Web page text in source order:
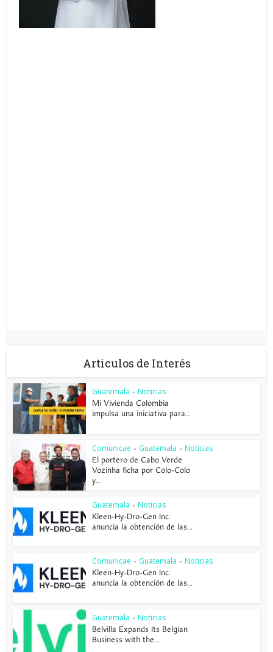
Articulos de Interés
Guatemala • Noticias
Mi Vivienda Colombia
impulsa una iniciativa para...
Comunicae • Guatemala • Noticias
El portero de Cabo Verde
Vozinha ficha por Colo-Colo
y...
Guatemala • Noticias
Kleen-Hy-Dro-Gen Inc.
anuncia la obtención de las...
Comunicae • Guatemala • Noticias
Kleen-Hy-Dro-Gen Inc.
anuncia la obtención de las...
Guatemala • Noticias
Belvilla Expands Its Belgian
Business with the...